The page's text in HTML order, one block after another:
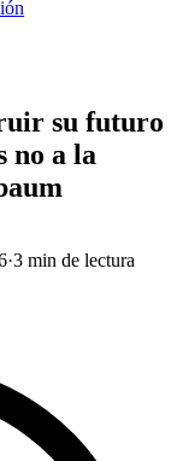
su futuro
no a la
·3 min de lectura